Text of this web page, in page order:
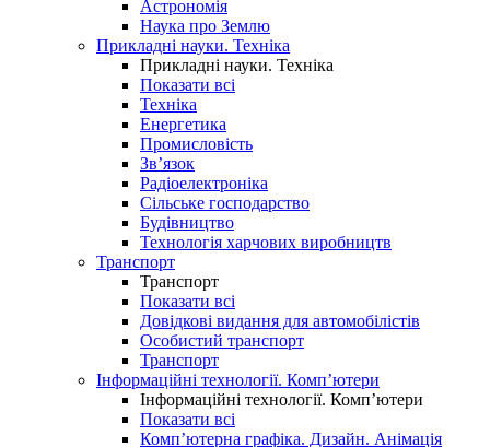
Астрономія
Наука про Землю
Прикладні науки. Техніка
Прикладні науки. Техніка
Показати всі
Техніка
Енергетика
Промисловість
Зв’язок
Радіоелектроніка
Сільське господарство
Будівництво
Технологія харчових виробництв
Транспорт
Транспорт
Показати всі
Довідкові видання для автомобілістів
Особистий транспорт
Транспорт
Інформаційні технології. Комп’ютери
Інформаційні технології. Комп’ютери
Показати всі
Комп’ютерна графіка. Дизайн. Анімація